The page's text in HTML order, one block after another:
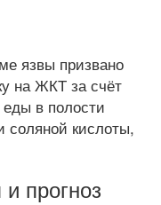
язвы призвано
на ЖКТ за счёт
в полости
соляной кислоты,
прогноз